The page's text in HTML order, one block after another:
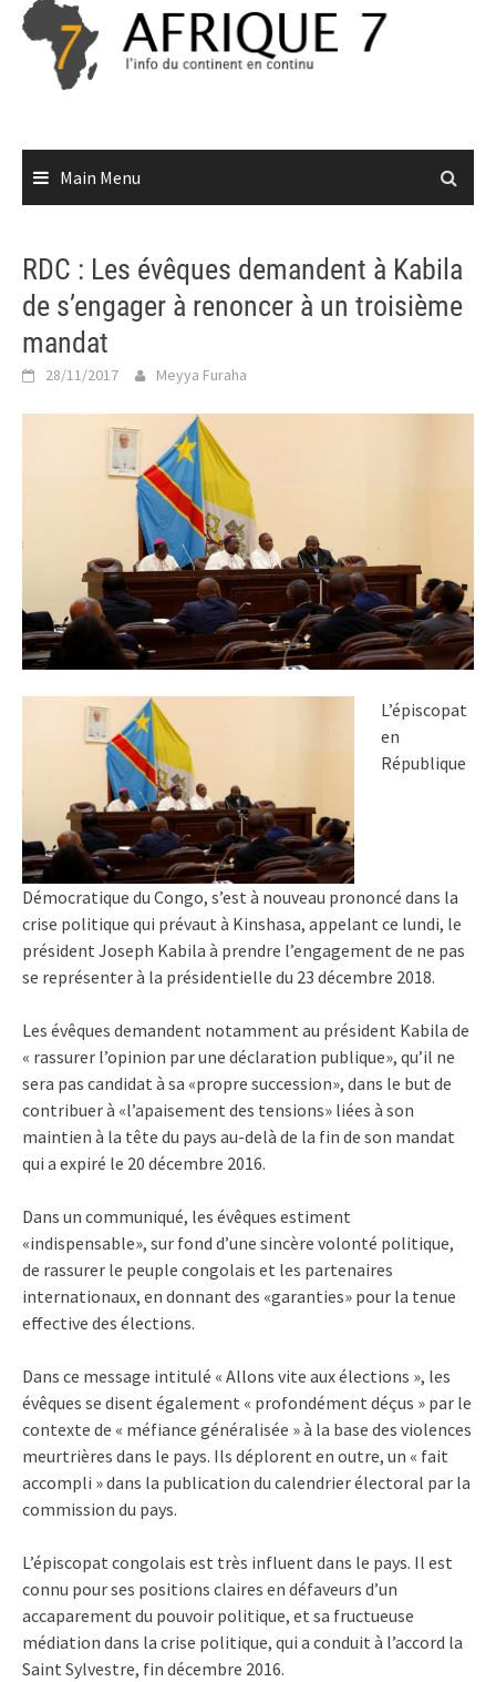
Skip
content
Main Menu
RDC : Les évêques demandent à Kabila
de s’engager à renoncer à un troisième
mandat
28/11/2017 Meyya Furaha
L’épiscopat
en
République
Démocratique du Congo, s’est à nouveau prononcé dans la
crise politique qui prévaut à Kinshasa, appelant ce lundi, le
président Joseph Kabila à prendre l’engagement de ne pas
se représenter à la présidentielle du 23 décembre 2018.
Les évêques demandent notamment au président Kabila de
« rassurer l’opinion par une déclaration publique», qu’il ne
sera pas candidat à sa «propre succession», dans le but de
contribuer à «l’apaisement des tensions» liées à son
maintien à la tête du pays au-delà de la fin de son mandat
qui a expiré le 20 décembre 2016.
Dans un communiqué, les évêques estiment
«indispensable», sur fond d’une sincère volonté politique,
de rassurer le peuple congolais et les partenaires
internationaux, en donnant des «garanties» pour la tenue
effective des élections.
Dans ce message intitulé « Allons vite aux élections », les
évêques se disent également « profondément déçus » par le
contexte de « méfiance généralisée » à la base des violences
meurtrières dans le pays. Ils déplorent en outre, un « fait
accompli » dans la publication du calendrier électoral par la
commission du pays.
L’épiscopat congolais est très influent dans le pays. Il est
connu pour ses positions claires en défaveurs d’un
accaparement du pouvoir politique, et sa fructueuse
médiation dans la crise politique, qui a conduit à l’accord la
Saint Sylvestre, fin décembre 2016.